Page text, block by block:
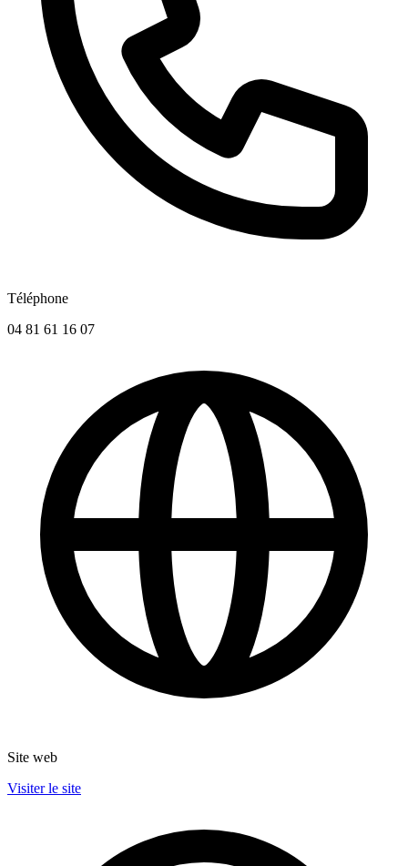
Téléphone
04 81 61 16 07
Site web
Visiter le site